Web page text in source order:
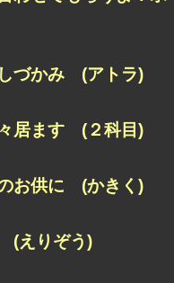
づかみ (アトラ)
居ます (２科目)
お供に (かきく)
(えりぞう)